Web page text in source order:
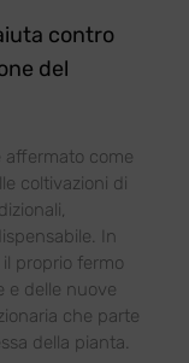
contro
del
affermato come
coltivazioni di
In
proprio fermo
e delle nuove
che parte
della pianta.